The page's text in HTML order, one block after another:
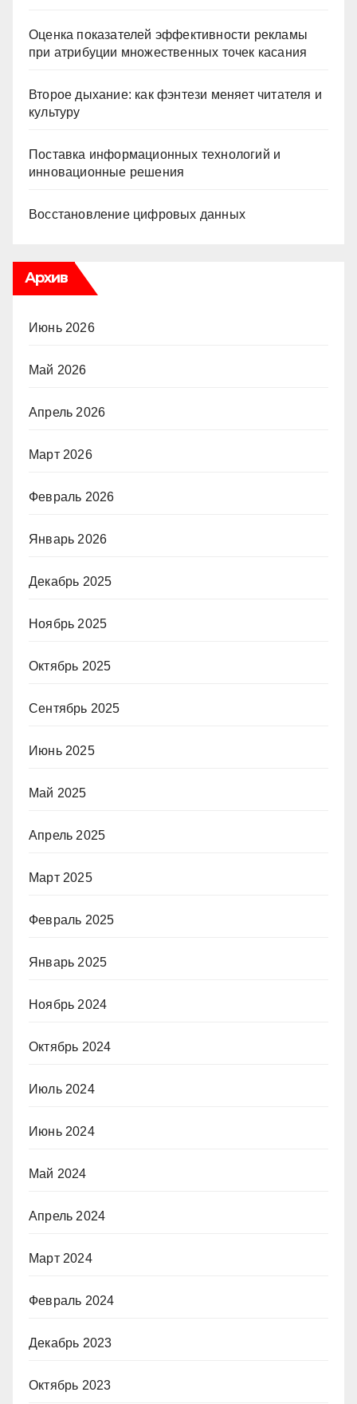
Оценка показателей эффективности рекламы
при атрибуции множественных точек касания
Второе дыхание: как фэнтези меняет читателя и
культуру
Поставка информационных технологий и
инновационные решения
Восстановление цифровых данных
Архив
Июнь 2026
Май 2026
Апрель 2026
Март 2026
Февраль 2026
Январь 2026
Декабрь 2025
Ноябрь 2025
Октябрь 2025
Сентябрь 2025
Июнь 2025
Май 2025
Апрель 2025
Март 2025
Февраль 2025
Январь 2025
Ноябрь 2024
Октябрь 2024
Июль 2024
Июнь 2024
Май 2024
Апрель 2024
Март 2024
Февраль 2024
Декабрь 2023
Октябрь 2023